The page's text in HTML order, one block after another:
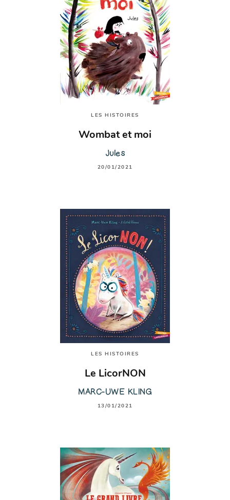
LES HISTOIRES
Wombat et moi
Jules
20/01/2021
LES HISTOIRES
Le LicorNON
MARC-UWE KLING
13/01/2021